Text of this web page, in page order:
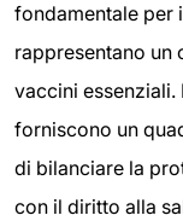
fondamentale per
rappresentano un
vaccini
forniscono un
di bilanciare la
con il diritto alla